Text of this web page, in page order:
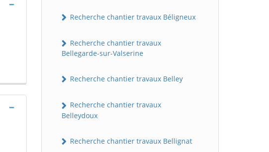
Recherche chantier travaux Béligneux
Recherche chantier travaux
Bellegarde-sur-Valserine
Recherche chantier travaux Belley
Recherche chantier travaux
Belleydoux
Recherche chantier travaux Bellignat